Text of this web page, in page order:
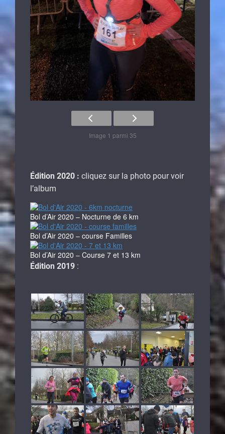
Image 1 parmi 35
Édition 2020 : cliquez sur la photo pour voir
l’album
Bol d’Air 2020 – Nocturne de 6 km
Bol d’Air 2020 – course Familles
Bol d’Air 2020 – Course 7 et 13 km
Édition 2019 :